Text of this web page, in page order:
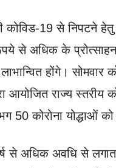
कोविड-19 से निपटने
से अधिक के
होंगे। सोमवार
आयोजित राज्य स्तरीय
50 कोरोना योद्धाओं को
से अधिक अवधि से